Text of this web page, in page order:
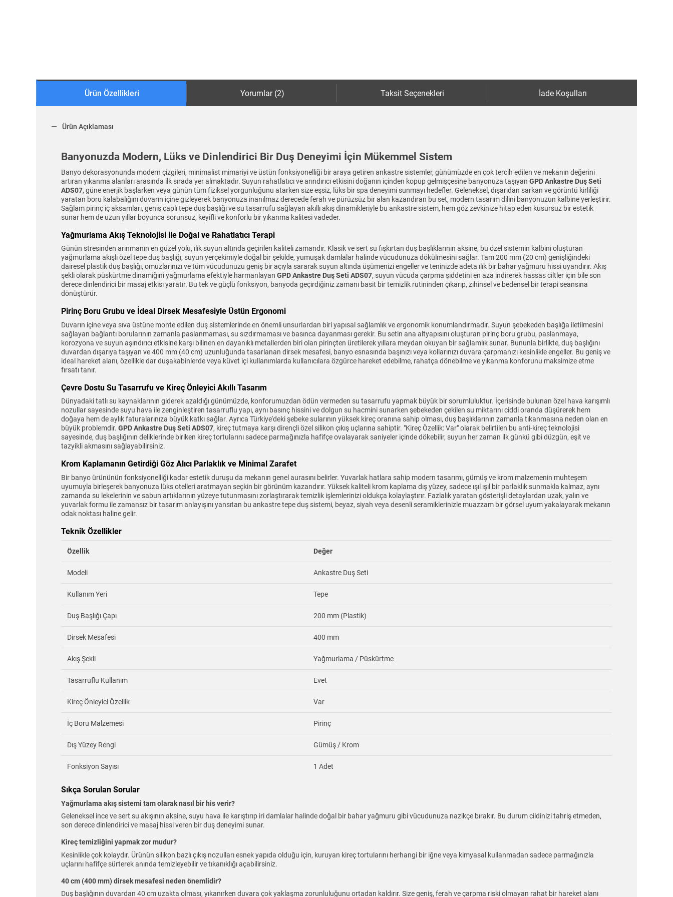
Ürün Özellikleri Yorumlar (2) Taksit Seçenekleri İade Koşulları
Ürün Açıklaması
Banyonuzda Modern, Lüks ve Dinlendirici Bir Duş Deneyimi İçin Mükemmel Sistem
Banyo dekorasyonunda modern çizgileri, minimalist mimariyi ve üstün fonksiyonelliği bir araya getiren ankastre sistemler, günümüzde en çok tercih edilen ve mekanın değerini
artıran yıkanma alanları arasında ilk sırada yer almaktadır. Suyun rahatlatıcı ve arındırıcı etkisini doğanın içinden kopup gelmişçesine banyonuza taşıyan GPD Ankastre Duş Seti
ADS07, güne enerjik başlarken veya günün tüm fiziksel yorgunluğunu atarken size eşsiz, lüks bir spa deneyimi sunmayı hedefler. Geleneksel, dışarıdan sarkan ve görüntü kirliliği
yaratan boru kalabalığını duvarın içine gizleyerek banyonuza inanılmaz derecede ferah ve pürüzsüz bir alan kazandıran bu set, modern tasarım dilini banyonuzun kalbine yerleştirir.
Sağlam pirinç iç aksamları, geniş çaplı tepe duş başlığı ve su tasarrufu sağlayan akıllı akış dinamikleriyle bu ankastre sistem, hem göz zevkinize hitap eden kusursuz bir estetik
sunar hem de uzun yıllar boyunca sorunsuz, keyifli ve konforlu bir yıkanma kalitesi vadeder.
Yağmurlama Akış Teknolojisi ile Doğal ve Rahatlatıcı Terapi
Günün stresinden arınmanın en güzel yolu, ılık suyun altında geçirilen kaliteli zamandır. Klasik ve sert su fışkırtan duş başlıklarının aksine, bu özel sistemin kalbini oluşturan
yağmurlama akışlı özel tepe duş başlığı, suyun yerçekimiyle doğal bir şekilde, yumuşak damlalar halinde vücudunuza dökülmesini sağlar. Tam 200 mm (20 cm) genişliğindeki
dairesel plastik duş başlığı, omuzlarınızı ve tüm vücudunuzu geniş bir açıyla sararak suyun altında üşümenizi engeller ve teninizde adeta ılık bir bahar yağmuru hissi uyandırır. Akış
şekli olarak püskürtme dinamiğini yağmurlama efektiyle harmanlayan GPD Ankastre Duş Seti ADS07, suyun vücuda çarpma şiddetini en aza indirerek hassas ciltler için bile son
derece dinlendirici bir masaj etkisi yaratır. Bu tek ve güçlü fonksiyon, banyoda geçirdiğiniz zamanı basit bir temizlik rutininden çıkarıp, zihinsel ve bedensel bir terapi seansına
dönüştürür.
Pirinç Boru Grubu ve İdeal Dirsek Mesafesiyle Üstün Ergonomi
Duvarın içine veya sıva üstüne monte edilen duş sistemlerinde en önemli unsurlardan biri yapısal sağlamlık ve ergonomik konumlandırmadır. Suyun şebekeden başlığa iletilmesini
sağlayan bağlantı borularının zamanla paslanmaması, su sızdırmaması ve basınca dayanması gerekir. Bu setin ana altyapısını oluşturan pirinç boru grubu, paslanmaya,
korozyona ve suyun aşındırıcı etkisine karşı bilinen en dayanıklı metallerden biri olan pirinçten üretilerek yıllara meydan okuyan bir sağlamlık sunar. Bununla birlikte, duş başlığını
duvardan dışarıya taşıyan ve 400 mm (40 cm) uzunluğunda tasarlanan dirsek mesafesi, banyo esnasında başınızı veya kollarınızı duvara çarpmanızı kesinlikle engeller. Bu geniş ve
ideal hareket alanı, özellikle dar duşakabinlerde veya küvet içi kullanımlarda kullanıcılara özgürce hareket edebilme, rahatça dönebilme ve yıkanma konforunu maksimize etme
fırsatı tanır.
Çevre Dostu Su Tasarrufu ve Kireç Önleyici Akıllı Tasarım
Dünyadaki tatlı su kaynaklarının giderek azaldığı günümüzde, konforumuzdan ödün vermeden su tasarrufu yapmak büyük bir sorumluluktur. İçerisinde bulunan özel hava karışımlı
nozullar sayesinde suyu hava ile zenginleştiren tasarruflu yapı, aynı basınç hissini ve dolgun su hacmini sunarken şebekeden çekilen su miktarını ciddi oranda düşürerek hem
doğaya hem de aylık faturalarınıza büyük katkı sağlar. Ayrıca Türkiye'deki şebeke sularının yüksek kireç oranına sahip olması, duş başlıklarının zamanla tıkanmasına neden olan en
büyük problemdir. GPD Ankastre Duş Seti ADS07, kireç tutmaya karşı dirençli özel silikon çıkış uçlarına sahiptir. "Kireç Özellik: Var" olarak belirtilen bu anti-kireç teknolojisi
sayesinde, duş başlığının deliklerinde biriken kireç tortularını sadece parmağınızla hafifçe ovalayarak saniyeler içinde dökebilir, suyun her zaman ilk günkü gibi düzgün, eşit ve
tazyikli akmasını sağlayabilirsiniz.
Krom Kaplamanın Getirdiği Göz Alıcı Parlaklık ve Minimal Zarafet
Bir banyo ürününün fonksiyonelliği kadar estetik duruşu da mekanın genel aurasını belirler. Yuvarlak hatlara sahip modern tasarımı, gümüş ve krom malzemenin muhteşem
uyumuyla birleşerek banyonuza lüks otelleri aratmayan seçkin bir görünüm kazandırır. Yüksek kaliteli krom kaplama dış yüzey, sadece ışıl ışıl bir parlaklık sunmakla kalmaz, aynı
zamanda su lekelerinin ve sabun artıklarının yüzeye tutunmasını zorlaştırarak temizlik işlemlerinizi oldukça kolaylaştırır. Fazlalık yaratan gösterişli detaylardan uzak, yalın ve
yuvarlak formu ile zamansız bir tasarım anlayışını yansıtan bu ankastre tepe duş sistemi, beyaz, siyah veya desenli seramiklerinizle muazzam bir görsel uyum yakalayarak mekanın
odak noktası haline gelir.
Teknik Özellikler
Özellik Değer
Modeli Ankastre Duş Seti
Kullanım Yeri Tepe
Duş Başlığı Çapı 200 mm (Plastik)
Dirsek Mesafesi 400 mm
Akış Şekli Yağmurlama / Püskürtme
Tasarruflu Kullanım Evet
Kireç Önleyici Özellik Var
İç Boru Malzemesi Pirinç
Dış Yüzey Rengi Gümüş / Krom
Fonksiyon Sayısı 1 Adet
Sıkça Sorulan Sorular
Yağmurlama akış sistemi tam olarak nasıl bir his verir?
Geleneksel ince ve sert su akışının aksine, suyu hava ile karıştırıp iri damlalar halinde doğal bir bahar yağmuru gibi vücudunuza nazikçe bırakır. Bu durum cildinizi tahriş etmeden,
son derece dinlendirici ve masaj hissi veren bir duş deneyimi sunar.
Kireç temizliğini yapmak zor mudur?
Kesinlikle çok kolaydır. Ürünün silikon bazlı çıkış nozulları esnek yapıda olduğu için, kuruyan kireç tortularını herhangi bir iğne veya kimyasal kullanmadan sadece parmağınızla
uçlarını hafifçe sürterek anında temizleyebilir ve tıkanıklığı açabilirsiniz.
40 cm (400 mm) dirsek mesafesi neden önemlidir?
Duş başlığının duvardan 40 cm uzakta olması, yıkanırken duvara çok yaklaşma zorunluluğunu ortadan kaldırır. Size geniş, ferah ve çarpma riski olmayan rahat bir hareket alanı